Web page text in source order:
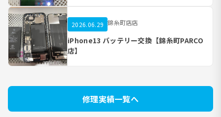
2026.06.29 錦糸町店店
iPhone13 バッテリー交換【錦糸町PARCO
店】
修理実績一覧へ